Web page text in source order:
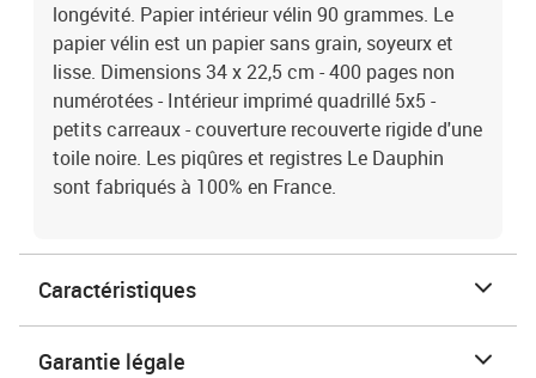
longévité. Papier intérieur vélin 90 grammes. Le
papier vélin est un papier sans grain, soyeurx et
lisse. Dimensions 34 x 22,5 cm - 400 pages non
numérotées - Intérieur imprimé quadrillé 5x5 -
petits carreaux - couverture recouverte rigide d'une
toile noire. Les piqûres et registres Le Dauphin
sont fabriqués à 100% en France.
Caractéristiques
Garantie légale